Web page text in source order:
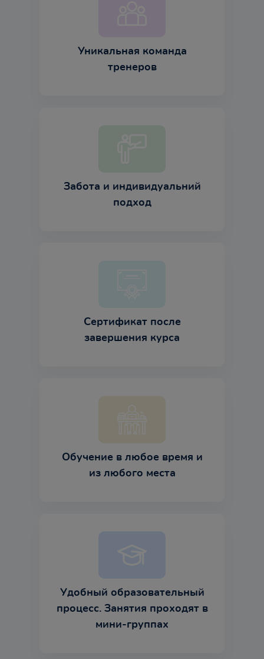
Уникальная команда
тренеров
Забота и индивидуальний
подход
Сертификат после
завершения курса
Обучение в любое время и
из любого места
Удобный образовательный
процесс. Занятия проходят в
мини-группах